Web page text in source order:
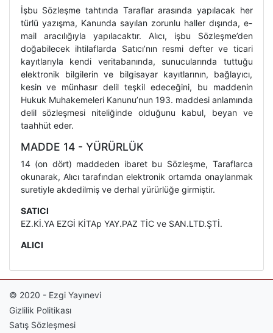
İşbu Sözleşme tahtında Taraflar arasında yapılacak her
türlü yazışma, Kanunda sayılan zorunlu haller dışında, e-
mail aracılığıyla yapılacaktır. Alıcı, işbu Sözleşme’den
doğabilecek ihtilaflarda Satıcı’nın resmi defter ve ticari
kayıtlarıyla kendi veritabanında, sunucularında tuttuğu
elektronik bilgilerin ve bilgisayar kayıtlarının, bağlayıcı,
kesin ve münhasır delil teşkil edeceğini, bu maddenin
Hukuk Muhakemeleri Kanunu’nun 193. maddesi anlamında
delil sözleşmesi niteliğinde olduğunu kabul, beyan ve
taahhüt eder.
MADDE 14 - YÜRÜRLÜK
14 (on dört) maddeden ibaret bu Sözleşme, Taraflarca
okunarak, Alıcı tarafından elektronik ortamda onaylanmak
suretiyle akdedilmiş ve derhal yürürlüğe girmiştir.
SATICI
EZ.Kİ.YA EZGİ KİTAp YAY.PAZ TİC ve SAN.LTD.ŞTİ.
ALICI
© 2020 - Ezgi Yayınevi
Gizlilik Politikası
Satış Sözleşmesi